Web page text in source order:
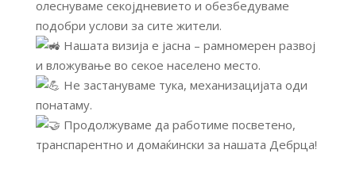
олеснуваме секојдневието и обезбедуваме
подобри услови за сите жители.
Нашата визија е јасна – рамномерен развој
и вложување во секое населено место.
Не застануваме тука, механизацијата оди
понатаму.
Продолжуваме да работиме посветено,
транспарентно и домаќински за нашата Дебрца!